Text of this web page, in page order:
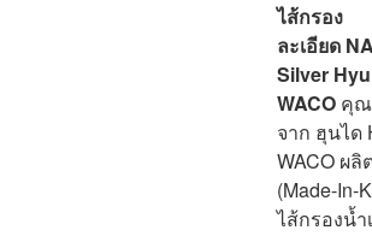
ไส้กรอง
ละเอียด
Silver
WACO คุณ
จาก ฮุนได
WACO ผลิ
(Made-In-
ไส้กรองน้ำ